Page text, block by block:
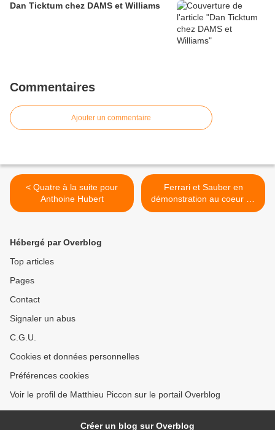
Dan Ticktum chez DAMS et Williams
Commentaires
Ajouter un commentaire
< Quatre à la suite pour
Anthoine Hubert
Ferrari et Sauber en
démonstration au coeur de
Milan >
Hébergé par Overblog
Top articles
Pages
Contact
Signaler un abus
C.G.U.
Cookies et données personnelles
Préférences cookies
Voir le profil de Matthieu Piccon sur le portail Overblog
Créer un blog sur Overblog